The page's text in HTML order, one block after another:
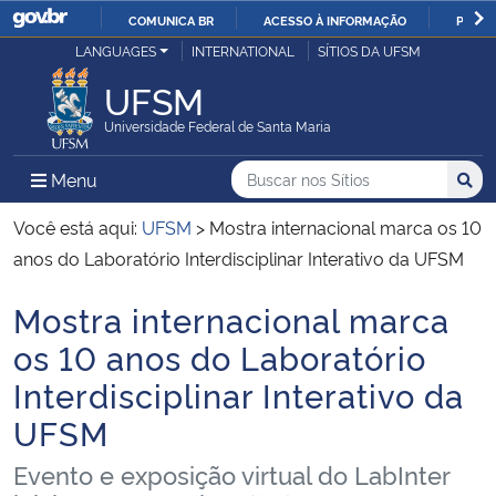
IR
COMUNICA BR ACESSO À INFORMAÇÃO
Ministério da Justiça e Segurança Pública
Ministério da Defesa
Ministério das Relações Exteriores
Ministério da Infraestrutura
Ministério da Agricultura, Pecuária e Abastecimento
LANGUAGES INTERNATIONAL SÍTIOS DA UFSM
UFSM
Universidade Federal de Santa Maria
Menu Menu Principal do Sítio
Busca
Buscar no nos Sítios
Busca:
Você está aqui: UFSM > Mostra internacional marca os 10
anos do Laboratório Interdisciplinar Interativo da UFSM
Início do conteúdo
Mostra internacional marca
os 10 anos do Laboratório
Interdisciplinar Interativo da
UFSM
Evento e exposição virtual do LabInter